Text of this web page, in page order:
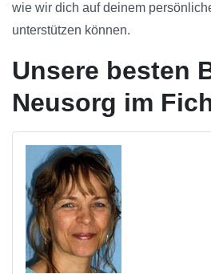
wie wir dich auf deinem
unterstützen können.
Unsere besten
Neusorg im